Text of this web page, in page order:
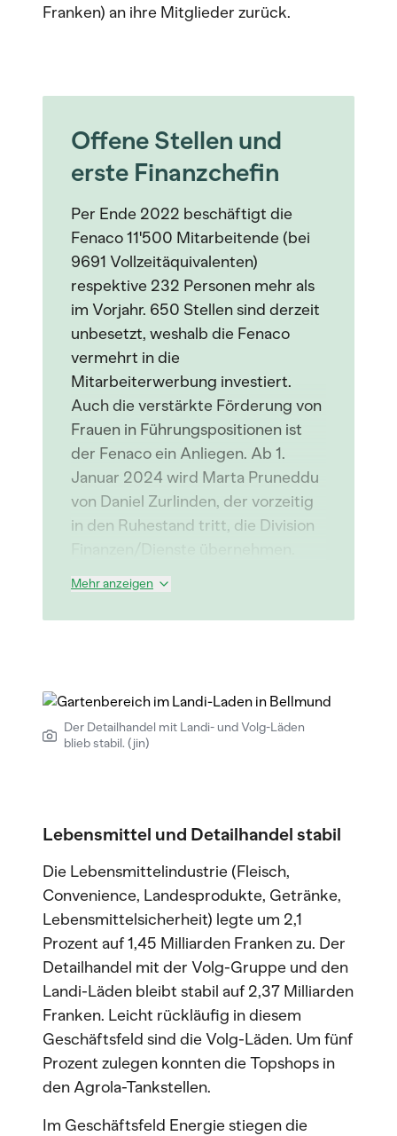
Franken) an ihre Mitglieder zurück.
Offene Stellen und
erste Finanzchefin
Per Ende 2022 beschäftigt die
Fenaco 11'500 Mitarbeitende (bei
9691 Vollzeitäquivalenten)
respektive 232 Personen mehr als
im Vorjahr. 650 Stellen sind derzeit
unbesetzt, weshalb die Fenaco
vermehrt in die
Mitarbeiterwerbung investiert.
Auch die verstärkte Förderung von
Frauen in Führungspositionen ist
der Fenaco ein Anliegen. Ab 1.
Januar 2024 wird Marta Pruneddu
von Daniel Zurlinden, der vorzeitig
in den Ruhestand tritt, die Division
Mehr anzeigen
Der Detailhandel mit Landi- und Volg-Läden
blieb stabil. (jin)
Lebensmittel und Detailhandel stabil
Die Lebensmittelindustrie (Fleisch,
Convenience, Landesprodukte, Getränke,
Lebensmittelsicherheit) legte um 2,1
Prozent auf 1,45 Milliarden Franken zu. Der
Detailhandel mit der Volg-Gruppe und den
Landi-Läden bleibt stabil auf 2,37 Milliarden
Franken. Leicht rückläufig in diesem
Geschäftsfeld sind die Volg-Läden. Um fünf
Prozent zulegen konnten die Topshops in
den Agrola-Tankstellen.
Im Geschäftsfeld Energie stiegen die